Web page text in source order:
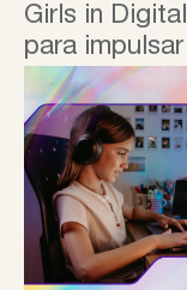
Girls in
para